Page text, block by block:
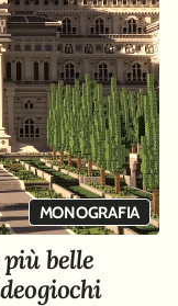
MONOGRAFIA
belle